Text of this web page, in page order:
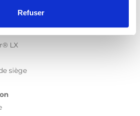
Refuser
LX
siège